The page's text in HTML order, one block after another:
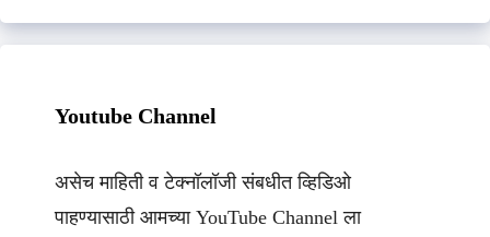
Youtube Channel
असेच माहिती व टेक्नॉलॉजी संबधीत व्हिडिओ
पाहण्यासाठी आमच्या YouTube Channel ला